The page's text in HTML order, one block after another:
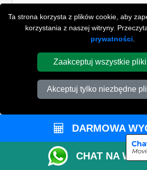
Ta strona korzysta z plików cookie, aby
korzystania z naszej witryny.
prywatności
Zaakceptuj wszystkie
Akceptuj tylko niezbędne
W jaki sposób mogę
czas, jeżeli praca się
ZOBACZ
PYTANIACH
ZACZNIJ WPISYWAĆ SWOJE PYTANIE I
PONIŻSZYCH WYNIKÓW
DARMOWA
CHAT NA